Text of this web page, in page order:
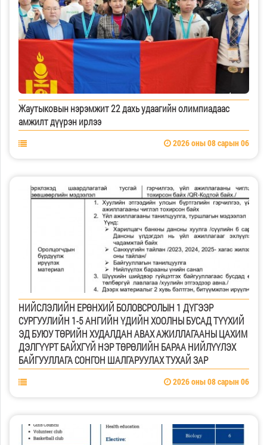
Жаутыковын нэрэмжит 22 дахь удаагийн олимпиадаас
амжилт дүүрэн ирлээ
2026 оны 08 сарын 06
НИЙСЛЭЛИЙН ЕРӨНХИЙ БОЛОВСРОЛЫН 1 ДҮГЭЭР
СУРГУУЛИЙН 1-5 АНГИЙН ҮДИЙН ХООЛНЫ БУСАД ТҮҮХИЙ
ЭД БУЮУ ТӨРИЙН ХУДАЛДАН АВАХ АЖИЛЛАГААНЫ ЦАХИМ
ДЭЛГҮҮРТ БАЙХГҮЙ НЭР ТӨРӨЛИЙН БАРАА НИЙЛҮҮЛЭХ
БАЙГУУЛЛАГА СОНГОН ШАЛГАРУУЛАХ ТУХАЙ ЗАР
2026 оны 08 сарын 06